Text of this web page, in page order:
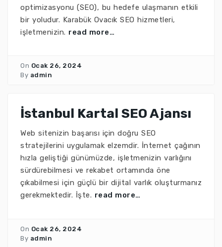
optimizasyonu (SEO), bu hedefe ulaşmanın etkili
bir yoludur. Karabük Ovacık SEO hizmetleri,
işletmenizin. read more…
On Ocak 26, 2024
By admin
İstanbul Kartal SEO Ajansı
Web sitenizin başarısı için doğru SEO
stratejilerini uygulamak elzemdir. İnternet çağının
hızla geliştiği günümüzde, işletmenizin varlığını
sürdürebilmesi ve rekabet ortamında öne
çıkabilmesi için güçlü bir dijital varlık oluşturmanız
gerekmektedir. İşte. read more…
On Ocak 26, 2024
By admin